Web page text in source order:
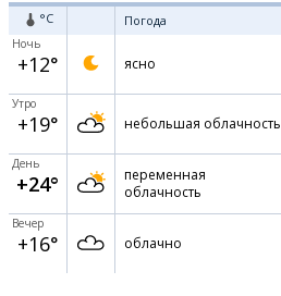
°C Погода
Ночь
+12° ясно
Утро
+19° небольшая облачность
День
+24°
переменная
облачность
Вечер
+16° облачно